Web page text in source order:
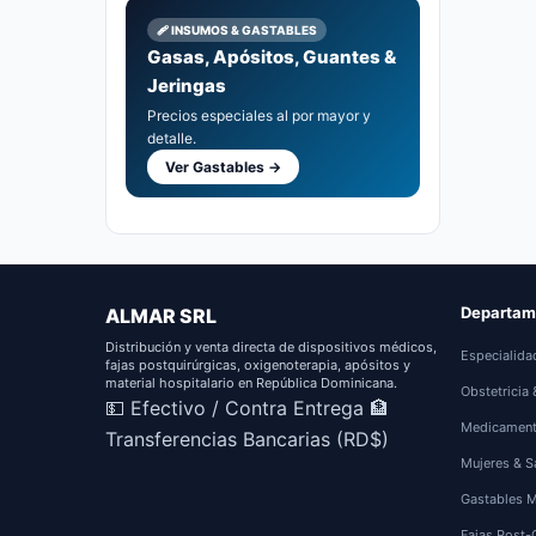
🩹 INSUMOS & GASTABLES
Gasas, Apósitos, Guantes &
Jeringas
Precios especiales al por mayor y
detalle.
Ver Gastables →
ALMAR SRL
Distribución y venta directa de dispositivos médicos,
fajas postquirúrgicas, oxigenoterapia, apósitos y
material hospitalario en República Dominicana.
💵 Efectivo / Contra Entrega 🏦
Transferencias Bancarias (RD$)
Obstetricia
Mujeres &
Gastables